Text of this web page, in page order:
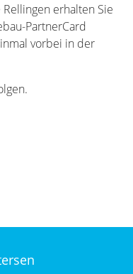
erhalten Sie
PartnerCard
vorbei in der